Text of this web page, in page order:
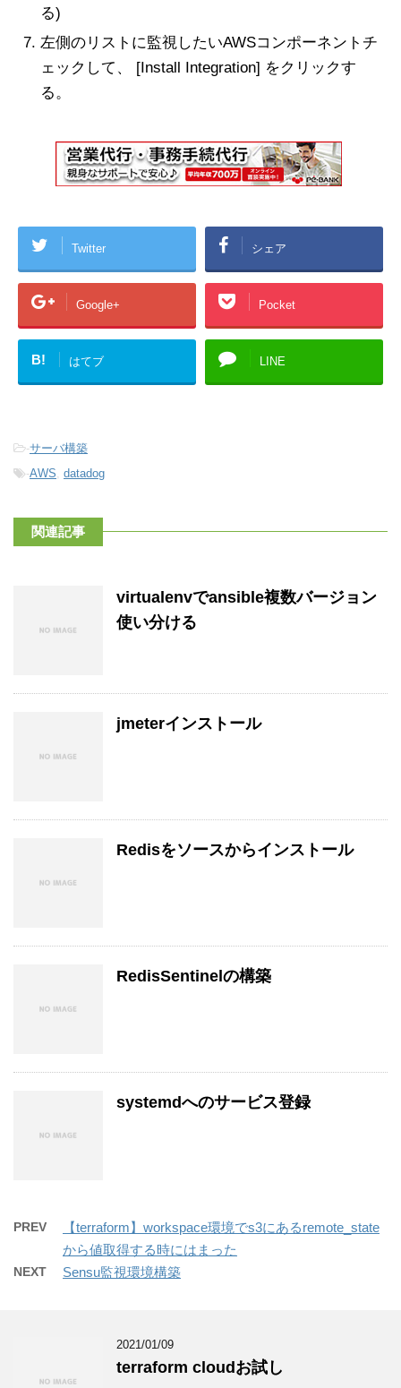
る)
左側のリストに監視したいAWSコンポーネントチ
ェックして、 [Install Integration] をクリックす
る。
Twitter シェア
Google+ Pocket
B! はてブ LINE
-サーバ構築
-AWS, datadog
関連記事
virtualenvでansible複数バージョン
使い分ける
jmeterインストール
Redisをソースからインストール
RedisSentinelの構築
systemdへのサービス登録
PREV
【terraform】workspace環境でs3にあるremote_state
から値取得する時にはまった
NEXT Sensu監視環境構築
2021/01/09
terraform cloudお試し